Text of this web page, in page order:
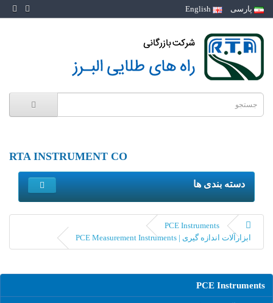
پارسی
RTA INSTRUMENT CO
دسته بندی ها
PCE Instruments
ابزارآلات اندازه گیری | PCE Measurement Instruments
PCE Instruments